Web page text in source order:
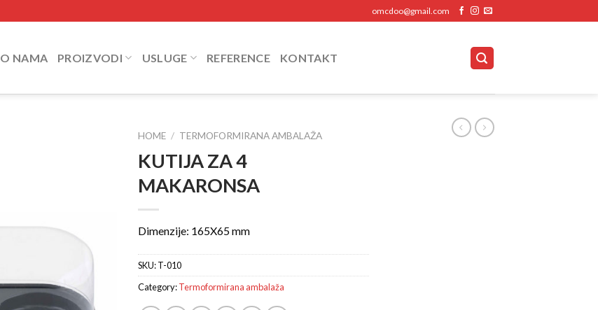
omcdoo@gmail.com
O NAMA PROIZVODI USLUGE REFERENCE KONTAKT
HOME / TERMOFORMIRANA AMBALAŽA
KUTIJA ZA 4
MAKARONSA
Dimenzije: 165X65 mm
SKU:T-010
Category:Termoformirana ambalaža